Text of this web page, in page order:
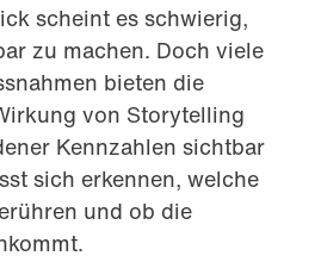
scheint es schwierig,
zu machen. Doch viele
bieten die
von Storytelling
Kennzahlen sichtbar
sich erkennen, welche
und ob die